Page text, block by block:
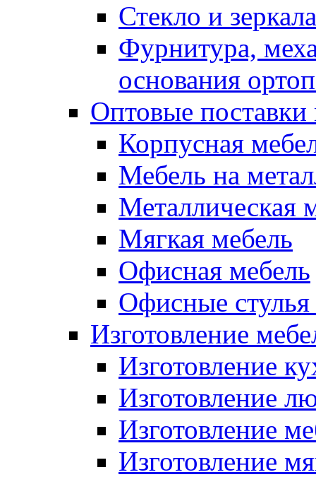
Стекло и зеркала
Фурнитура,
основания
Оптовые поставки
Корпусная
Мебель на
Металлическая
Мягкая мебель
Офисная мебель
Офисные стулья
Изготовление
Изготовление
Изготовление
Изготовление
Изготовление